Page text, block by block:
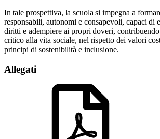
In tale prospettiva, la scuola si impegna a
responsabili, autonomi e consapevoli, capaci di
diritti e adempiere ai propri doveri,
critico alla vita sociale, nel rispetto dei valori
principi di sostenibilità e inclusione.
Allegati